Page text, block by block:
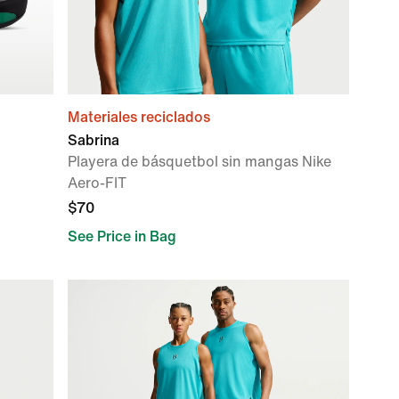
Materiales reciclados
Sabrina
Playera de básquetbol sin mangas Nike
Aero-FIT
$70
See Price in Bag